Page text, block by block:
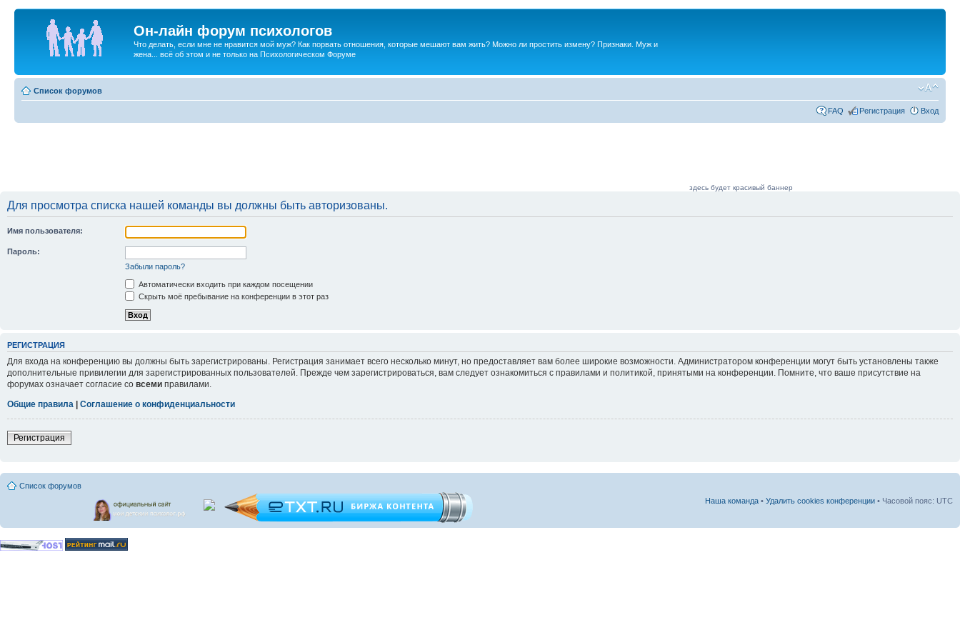
Он-лайн форум психологов
Что делать, если мне не нравится мой муж? Как порвать отношения, которые мешают вам жить? Можно ли простить измену? Признаки. Муж и
жена... всё об этом и не только на Психологическом Форуме
Список форумов
FAQ Регистрация Вход
здесь будет красивый баннер
Для просмотра списка нашей команды вы должны быть авторизованы.
Имя пользователя:
Пароль:
Забыли пароль?
Автоматически входить при каждом посещении
Скрыть моё пребывание на конференции в этот раз
РЕГИСТРАЦИЯ
Для входа на конференцию вы должны быть зарегистрированы. Регистрация занимает всего несколько минут, но предоставляет вам более широкие возможности. Администратором конференции могут быть установлены также
дополнительные привилегии для зарегистрированных пользователей. Прежде чем зарегистрироваться, вам следует ознакомиться с правилами и политикой, принятыми на конференции. Помните, что ваше присутствие на
форумах означает согласие со всеми правилами.
Общие правила
Соглашение о конфиденциальности
Регистрация
Список форумов
Наша команда • Удалить cookies конференции • Часовой пояс: UTC